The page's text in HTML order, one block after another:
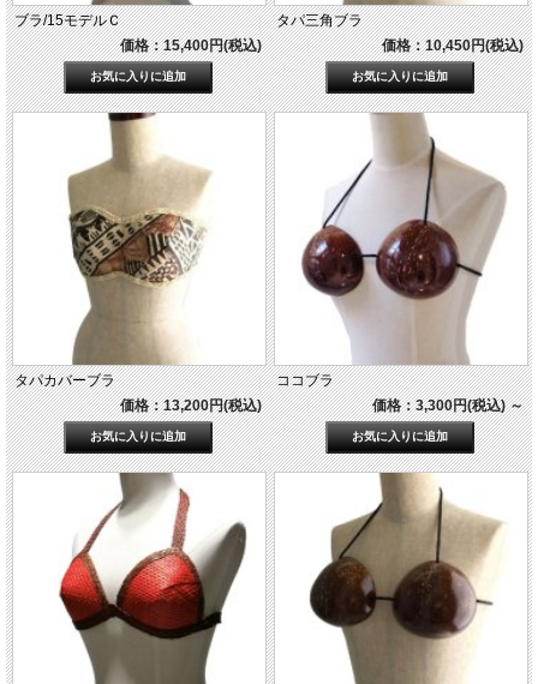
ブラ/15モデルＣ
価格：15,400円(税込)
タパ三角ブラ
価格：10,450円(税込)
タパカバーブラ
価格：13,200円(税込)
ココブラ
価格：3,300円(税込)～